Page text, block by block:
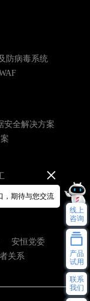
防病毒系统
安全解决方案
安恒党委
关系
，期待与您交流
线上
咨询
产品
试用
联系
我们